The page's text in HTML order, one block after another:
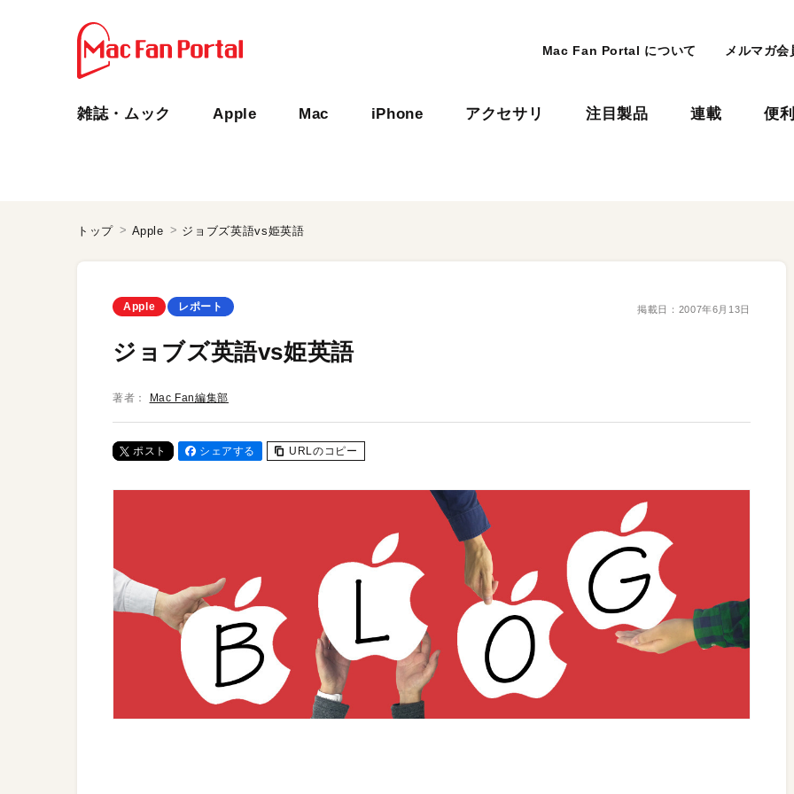
Mac Fan Portal について メルマガ会
雑誌・ムック Apple Mac iPhone アクセサリ 注目製品 連載 便
トップ Apple ジョブズ英語vs姫英語
Apple レポート 掲載日： 2007年6月13日
ジョブズ英語vs姫英語
著者： Mac Fan編集部
ポスト シェアする URLのコピー